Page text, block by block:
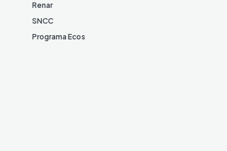
Renar
SNCC
Programa Ecos